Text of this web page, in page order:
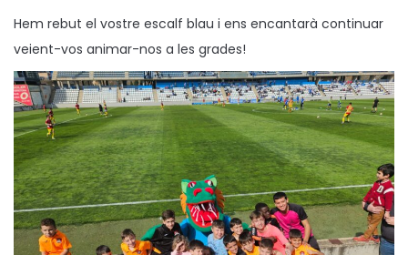
2
4
a
Hem rebut el vostre escalf blau i ens encantarà continuar
veient-vos animar-nos a les grades!